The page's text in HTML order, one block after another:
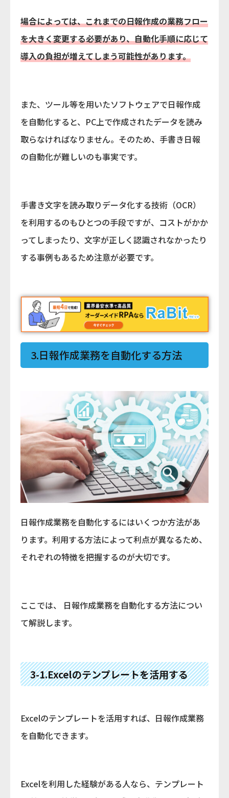
場合によっては、これまでの日報作成の業務フロー
を大きく変更する必要があり、自動化手順に応じて
導入の負担が増えてしまう可能性があります。
また、ツール等を用いたソフトウェアで日報作成
を自動化すると、PC上で作成されたデータを読み
取らなければなりません。そのため、手書き日報
の自動化が難しいのも事実です。
手書き文字を読み取りデータ化する技術（OCR）
を利用するのもひとつの手段ですが、コストがかか
ってしまったり、文字が正しく認識されなかったり
する事例もあるため注意が必要です。
3.日報作成業務を自動化する方法
日報作成業務を自動化するにはいくつか方法があ
ります。利用する方法によって利点が異なるため、
それぞれの特徴を把握するのが大切です。
ここでは、 日報作成業務を自動化する方法につい
て解説します。
3-1.Excelのテンプレートを活用する
Excelのテンプレートを活用すれば、日報作成業務
を自動化できます。
Excelを利用した経験がある人なら、テンプレート